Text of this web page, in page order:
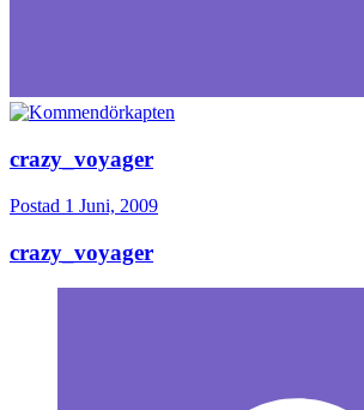
crazy_voyager
Postad 1 Juni, 2009
crazy_voyager